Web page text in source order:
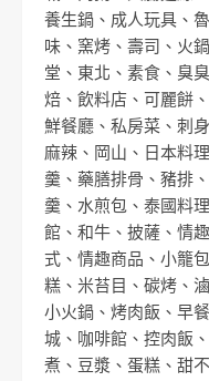
養生鍋 、 成人玩具 、
味 、 窯烤 、 壽司 、 火鍋
堂 、 東北 、 素食 、 臭
焙 、 飲料店 、 可麗餅 、
鮮餐廳 、 私房菜 、 刺身
麻辣 、 岡山 、 日本料理
羹 、 藥膳排骨 、 豬排 、
羹 、 水煎包 、 泰國料理
館 、 和牛 、 披薩 、 情
式 、 情趣商品 、 小籠包
糕 、 米苔目 、 碳烤 、
小火鍋 、 烤肉飯 、 早
城 、 咖啡館 、 控肉飯 、
煮 、 豆漿 、 蛋糕 、 甜